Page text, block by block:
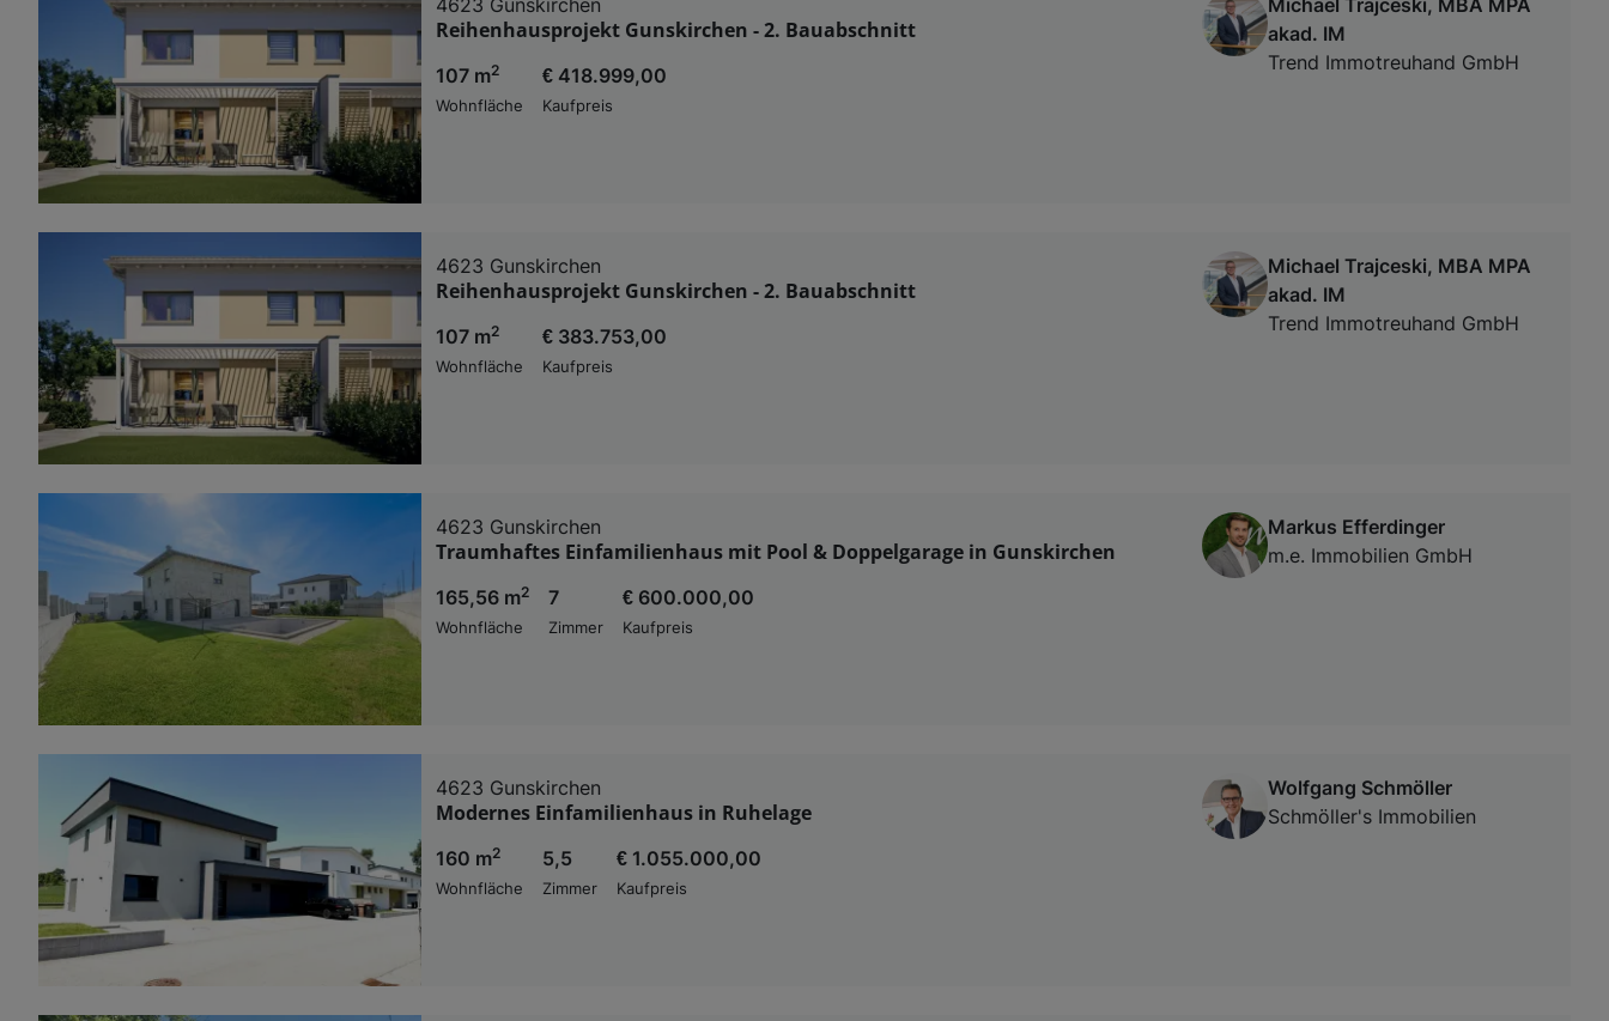
Reihenhausprojekt Gunskirchen - 2. Bauabschnitt
107 m2
Wohnfläche
€ 418.999,00
Kaufpreis
akad. IM
Trend Immotreuhand GmbH
4623 Gunskirchen
Reihenhausprojekt Gunskirchen - 2. Bauabschnitt
107 m2
Wohnfläche
€ 383.753,00
Kaufpreis
Michael Trajceski, MBA MPA
akad. IM
Trend Immotreuhand GmbH
4623 Gunskirchen
Traumhaftes Einfamilienhaus mit Pool & Doppelgarage in Gunskirchen
165,56 m2
Wohnfläche
7
Zimmer
€ 600.000,00
Kaufpreis
Markus Efferdinger
m.e. Immobilien GmbH
4623 Gunskirchen
Modernes Einfamilienhaus in Ruhelage
160 m2
Wohnfläche
5,5
Zimmer
€ 1.055.000,00
Kaufpreis
Wolfgang Schmöller
Schmöller's Immobilien